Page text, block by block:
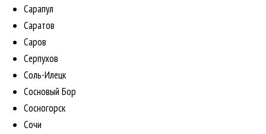
Сарапул
Саратов
Саров
Серпухов
Соль-Илецк
Сосновый Бор
Сосногорск
Сочи